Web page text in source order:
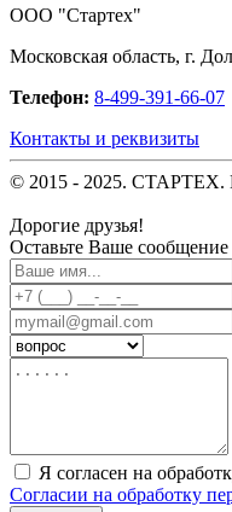
OOO "Стартех"
Московская область, г.
Телефон: 8-499-391-66-07
Контакты и реквизиты
© 2015 - 2025. СТАРТЕХ.
Дорогие друзья!
Оставьте Ваше
Я согласен на
Согласии на обработку